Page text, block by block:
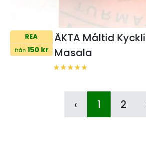
REA
från 150 kr
ÄKTA Måltid
Masala
‹ 1 2